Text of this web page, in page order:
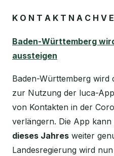
K O N T A K T N A C H V
Baden-Württemberg
aussteigen
Baden-Württemberg wird
zur Nutzung der luca-
von Kontakten in der
verlängern. Die App
dieses Jahres weiter
Landesregierung wird